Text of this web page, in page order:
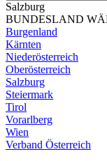
Salzburg
BUNDESLAND
Burgenland
Kärnten
Niederösterreich
Oberösterreich
Salzburg
Steiermark
Tirol
Vorarlberg
Wien
Verband Österreich